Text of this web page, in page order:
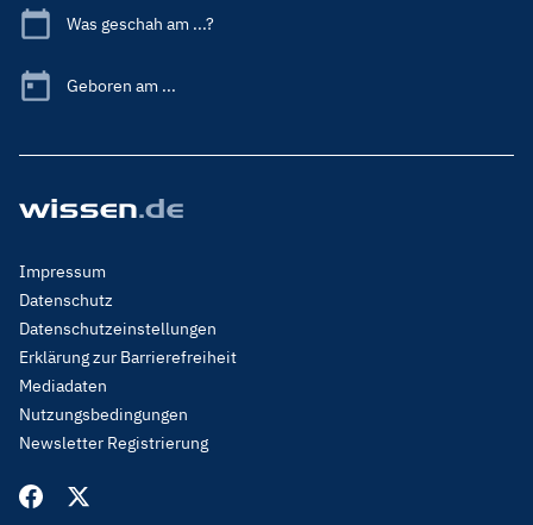
Was geschah am ...?
Geboren am ...
Footer
Menu
Legal
Impressum
Datenschutz
Datenschutzeinstellungen
Erklärung zur Barrierefreiheit
Mediadaten
Nutzungsbedingungen
Newsletter Registrierung